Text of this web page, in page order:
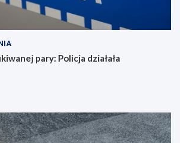
pary: Policja działała